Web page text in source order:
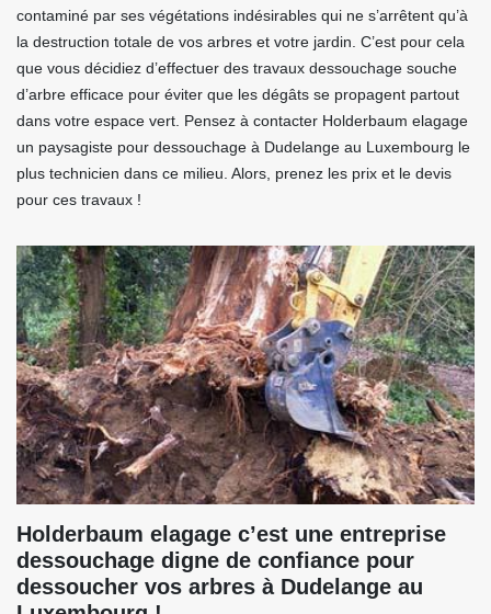
contaminé par ses végétations indésirables qui ne s’arrêtent qu’à
la destruction totale de vos arbres et votre jardin. C’est pour cela
que vous décidiez d’effectuer des travaux dessouchage souche
d’arbre efficace pour éviter que les dégâts se propagent partout
dans votre espace vert. Pensez à contacter Holderbaum elagage
un paysagiste pour dessouchage à Dudelange au Luxembourg le
plus technicien dans ce milieu. Alors, prenez les prix et le devis
pour ces travaux !
Holderbaum elagage c’est une entreprise
dessouchage digne de confiance pour
dessoucher vos arbres à Dudelange au